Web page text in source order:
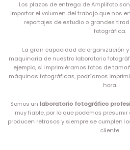
Los plazos de entrega de Amplifoto
importar el volumen del trabajo que nos
reportajes de estudio o grandes
fotográfica.
La gran capacidad de organización
maquinaria de nuestro laboratorio
ejemplo, si imprimiéramos fotos de
máquinas fotográficas, podríamos
hora.
Somos un laboratorio fotográfico
muy fiable, por lo que podemos
producen retrasos y siempre se cumplen
cliente.